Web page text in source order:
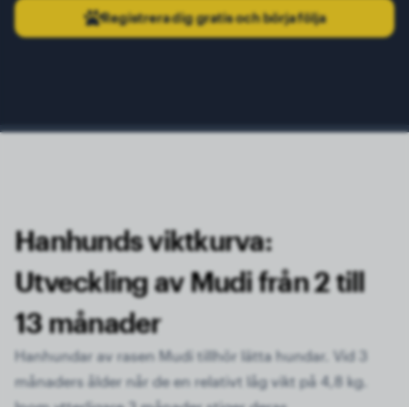
Registrera dig gratis och börja följa
Hanhunds viktkurva:
Utveckling av Mudi från 2 till
13 månader
Hanhundar av rasen Mudi tillhör lätta hundar. Vid 3
månaders ålder når de en relativt låg vikt på 4,8 kg.